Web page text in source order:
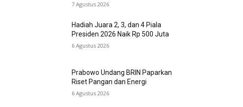
7 Agustus 2026
Hadiah Juara 2, 3, dan 4 Piala
Presiden 2026 Naik Rp 500 Juta
6 Agustus 2026
Prabowo Undang BRIN Paparkan
Riset Pangan dan Energi
6 Agustus 2026